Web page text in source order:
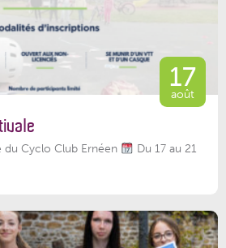
17
août
du Cyclo Club Ernéen
Du 17 au 21